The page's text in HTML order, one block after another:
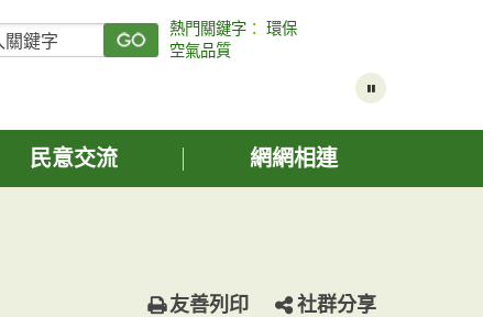
熱門關鍵字 ：環保
空氣品質
民意交流 網網相連
友善列印 社群分享